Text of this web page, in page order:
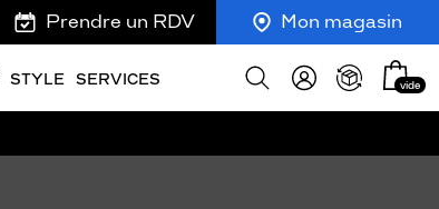
Prendre un RDV Mon magasin
STYLE SERVICES
Afficher
Mon
panier
vide